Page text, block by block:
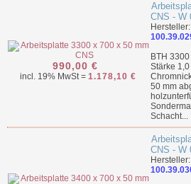
990,00 €
incl. 19% MwSt = 1.178,10 €
CNS - W
BTH
Stärke
50 mm
Schacht...
CNS - W